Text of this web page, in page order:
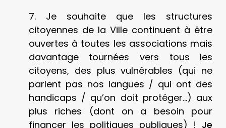
7. Je souhaite que les structures
citoyennes de la Ville continuent à être
ouvertes à toutes les associations mais
davantage tournées vers tous les
citoyens, des plus vulnérables (qui ne
parlent pas nos langues / qui ont des
handicaps / qu’on doit protéger…) aux
plus riches (dont on a besoin pour
financer les politiques publiques) ! Je